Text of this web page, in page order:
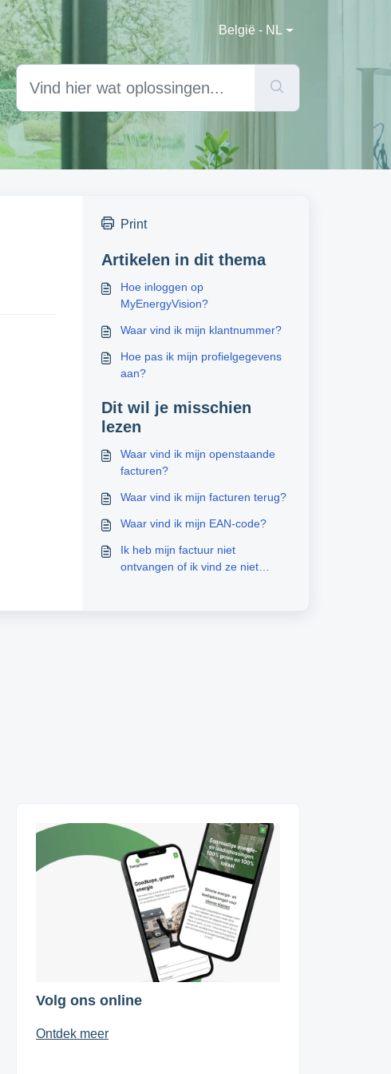
België - NL
Print
Artikelen in dit thema
Hoe inloggen op
MyEnergyVision?
Waar vind ik mijn klantnummer?
Hoe pas ik mijn profielgegevens
aan?
Dit wil je misschien
lezen
Waar vind ik mijn openstaande
facturen?
Waar vind ik mijn facturen terug?
Waar vind ik mijn EAN-code?
Ik heb mijn factuur niet
ontvangen of ik vind ze niet
Volg ons online
Ontdek meer